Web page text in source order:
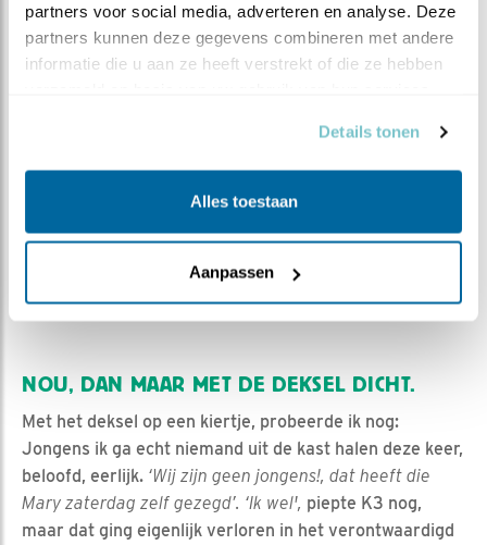
partners voor social media, adverteren en analyse. Deze
partners kunnen deze gegevens combineren met andere
informatie die u aan ze heeft verstrekt of die ze hebben
Details tonen
Alles toestaan
Aanpassen
beetje optilde. Maar ‘klets’, had ik al een braakbal te
pakken recht tussen m’n ogen en ik zou zweren dat ik
K2 hoorde giechelen:‘zo, die had je nog te goed van
Ja, maar jongens laat me nou even uitleggen waar ik
braakbal ontwijken, die vanuit de kuil in mijn richting
bureau zat realiseerde ik me dat ik in de schemer van
de kast niet eens gezien heb hoe zo’n uiltje nu eigenlijk
zo hard met braakballen kan gooien).
NOU, DAN MAAR MET DE DEKSEL DICHT.
Met het deksel op een kiertje, probeerde ik nog:
Jongens ik ga echt niemand uit de kast halen deze keer,
beloofd, eerlijk. ‘Wij zijn geen jongens!, dat heeft die
Mary zaterdag zelf gezegd’. ‘Ik wel', piepte K3 nog,
maar dat ging eigenlijk verloren in het verontwaardigd